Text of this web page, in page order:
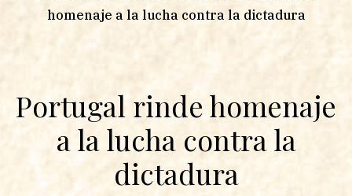
homenaje a la lucha contra la dictadura
Portugal rinde homenaje
a la lucha contra la
dictadura